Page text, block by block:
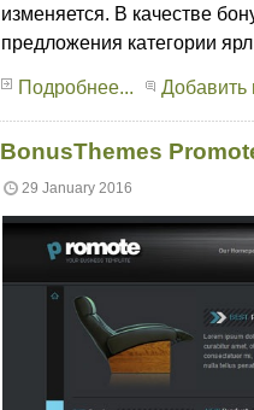
изменяется. В качестве
предложения категории
Подробнее... Добавить
BonusThemes
29 January 2016